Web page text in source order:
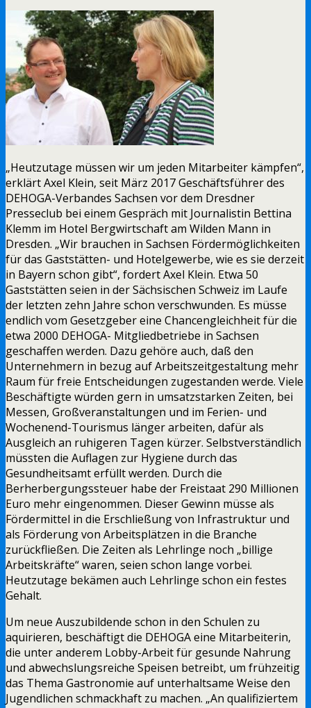
„Heutzutage müssen wir um jeden Mitarbeiter kämpfen“,
erklärt Axel Klein, seit März 2017 Geschäftsführer des
DEHOGA-Verbandes Sachsen vor dem Dresdner
Presseclub bei einem Gespräch mit Journalistin Bettina
Klemm im Hotel Bergwirtschaft am Wilden Mann in
Dresden. „Wir brauchen in Sachsen Fördermöglichkeiten
für das Gaststätten- und Hotelgewerbe, wie es sie derzeit
in Bayern schon gibt“, fordert Axel Klein. Etwa 50
Gaststätten seien in der Sächsischen Schweiz im Laufe
der letzten zehn Jahre schon verschwunden. Es müsse
endlich vom Gesetzgeber eine Chancengleichheit für die
etwa 2000 DEHOGA- Mitgliedbetriebe in Sachsen
geschaffen werden. Dazu gehöre auch, daß den
Unternehmern in bezug auf Arbeitszeitgestaltung mehr
Raum für freie Entscheidungen zugestanden werde. Viele
Beschäftigte würden gern in umsatzstarken Zeiten, bei
Messen, Großveranstaltungen und im Ferien- und
Wochenend-Tourismus länger arbeiten, dafür als
Ausgleich an ruhigeren Tagen kürzer. Selbstverständlich
müssten die Auflagen zur Hygiene durch das
Gesundheitsamt erfüllt werden. Durch die
Berherbergungssteuer habe der Freistaat 290 Millionen
Euro mehr eingenommen. Dieser Gewinn müsse als
Fördermittel in die Erschließung von Infrastruktur und
als Förderung von Arbeitsplätzen in die Branche
zurückfließen. Die Zeiten als Lehrlinge noch „billige
Arbeitskräfte“ waren, seien schon lange vorbei.
Heutzutage bekämen auch Lehrlinge schon ein festes
Gehalt.
Um neue Auszubildende schon in den Schulen zu
aquirieren, beschäftigt die DEHOGA eine Mitarbeiterin,
die unter anderem Lobby-Arbeit für gesunde Nahrung
und abwechslungsreiche Speisen betreibt, um frühzeitig
das Thema Gastronomie auf unterhaltsame Weise den
Jugendlichen schmackhaft zu machen. „An qualifiziertem